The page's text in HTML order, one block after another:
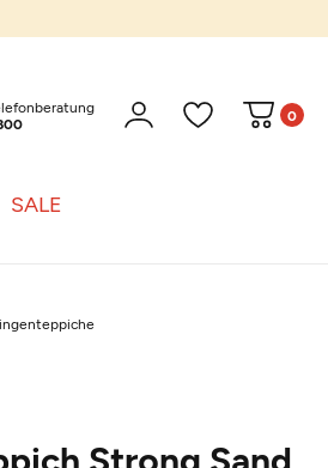
SALE
0
Strong Sand